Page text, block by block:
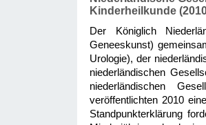
Kinderheilkunde
Der Königlich
Geneeskunst)
Urologie), der
niederländischen
niederländischen
veröffentlichten 2010
Standpunkterklärung